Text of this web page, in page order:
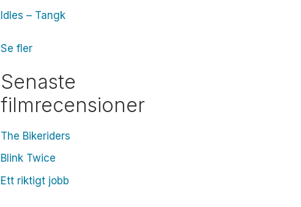
Idles – Tangk
Se fler
Senaste
filmrecensioner
The Bikeriders
Blink Twice
Ett riktigt jobb